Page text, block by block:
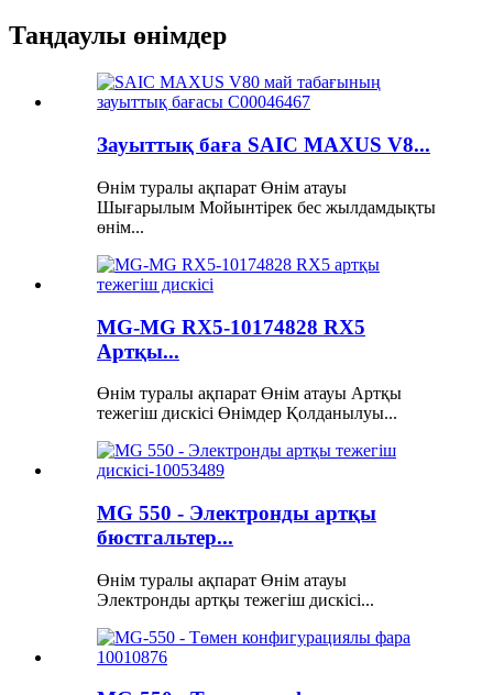
Таңдаулы өнімдер
Зауыттық баға SAIC MAXUS V8...
Өнім туралы ақпарат Өнім атауы
Шығарылым Мойынтірек бес жылдамдықты
өнім...
MG-MG RX5-10174828 RX5
Артқы...
Өнім туралы ақпарат Өнім атауы Артқы
тежегіш дискісі Өнімдер Қолданылуы...
MG 550 - Электронды артқы
бюстгальтер...
Өнім туралы ақпарат Өнім атауы
Электронды артқы тежегіш дискісі...